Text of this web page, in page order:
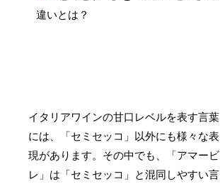
イタリアワインの甘口レベルを表す言葉
には、「セミセッコ」以外にも様々な表
現があります。その中でも、「アマービ
レ」は「セミセッコ」と混同しやすい言